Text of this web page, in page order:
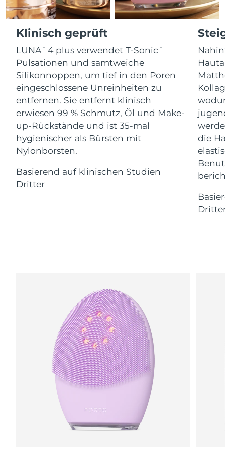
Klinisch geprüft
LUNATM 4 plus verwendet T-SonicTM
Pulsationen und samtweiche
Silikonnoppen, um tief in den Poren
eingeschlossene Unreinheiten zu
entfernen. Sie entfernt klinisch
erwiesen 99 % Schmutz, Öl und Make-
up-Rückstände und ist 35-mal
hygienischer als Bürsten mit
Nylonborsten.
Basierend auf klinischen Studien
Dritter
die
For healthy hair
18% PAP
Kosmetik Männer
Kaufe alles
FOREO APP
ÜBER
Isle of Man Erwartete Lieferung8/13/26
Italien Erwartete Lieferung 8/11/26
Japan Erwartete Lieferung 8/14/26
Jersey Erwartete Lieferung 8/16/26
Kasachstan Erwartete Lieferung 8/13/26
8/11/26
Lettland
8/12/26
Erwartete Lieferung
Erwartete Lieferung
Erwartete Lieferung
Erwartete Lieferung
Niederlande Erwartete Lieferung
Erwartete Lieferung